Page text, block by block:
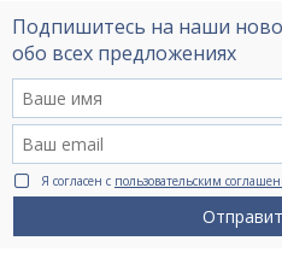
Интервью
Видео Ruso.TV
BCN life
Сервис на немецком
Подпишитесь на наши
обо всех предложениях
Я согласен с пользовательским